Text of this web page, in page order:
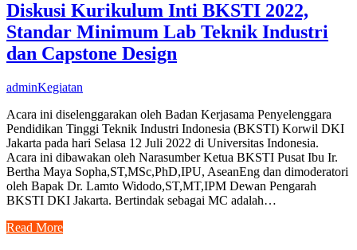
Diskusi Kurikulum Inti BKSTI 2022,
Standar Minimum Lab Teknik Industri
dan Capstone Design
adminKegiatan
Acara ini diselenggarakan oleh Badan Kerjasama Penyelenggara
Pendidikan Tinggi Teknik Industri Indonesia (BKSTI) Korwil DKI
Jakarta pada hari Selasa 12 Juli 2022 di Universitas Indonesia.
Acara ini dibawakan oleh Narasumber Ketua BKSTI Pusat Ibu Ir.
Bertha Maya Sopha,ST,MSc,PhD,IPU, AseanEng dan dimoderatori
oleh Bapak Dr. Lamto Widodo,ST,MT,IPM Dewan Pengarah
BKSTI DKI Jakarta. Bertindak sebagai MC adalah…
Read More